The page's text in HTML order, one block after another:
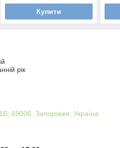
Купити
рік
69006, Запоріжжя, Україна